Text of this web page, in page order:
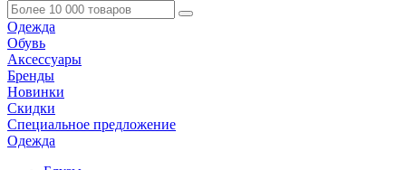
Одежда
Обувь
Аксессуары
Бренды
Новинки
Скидки
Специальное предложение
Одежда